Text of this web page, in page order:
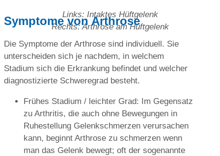
Links: Intaktes Hüftgelenk
Rechts: Arthrose am Hüftgelenk
Symptome von Arthrose
Die Symptome der Arthrose sind individuell. Sie
unterscheiden sich je nachdem, in welchem
Stadium sich die Erkrankung befindet und welcher
diagnostizierte Schweregrad besteht.
Frühes Stadium / leichter Grad: Im Gegensatz
zu Arthritis, die auch ohne Bewegungen in
Ruhestellung Gelenkschmerzen verursachen
kann, beginnt Arthrose zu schmerzen wenn
man das Gelenk bewegt; oft der sogenannte